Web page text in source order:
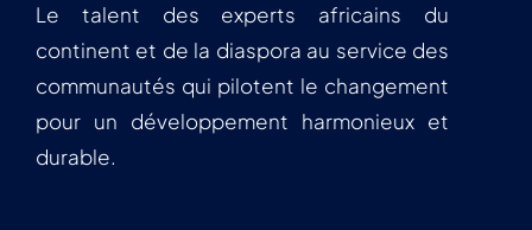
Le talent des experts africains du
continent et de la diaspora au service des
communautés qui pilotent le changement
pour un développement harmonieux et
durable.